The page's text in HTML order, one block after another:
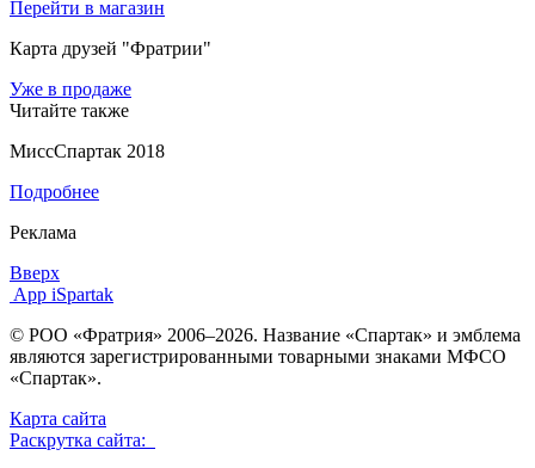
Перейти в магазин
Карта друзей "Фратрии"
Уже в продаже
Читайте также
МиссСпартак 2018
Подробнее
Реклама
Вверх
App iSpartak
© РОО «Фратрия» 2006–2026. Название «Спартак» и эмблема
являются зарегистрированными товарными знаками МФСО
«Спартак».
Карта сайта
Раскрутка сайта: